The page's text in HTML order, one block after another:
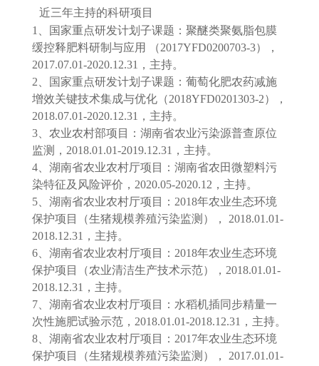
近三年主持的科研项目
1、国家重点研发计划子课题：聚醚类聚氨脂包膜
缓控释肥料研制与应用 （2017YFD0200703-3），
2017.07.01-2020.12.31，主持。
2、国家重点研发计划子课题：葡萄化肥农药减施
增效关键技术集成与优化（2018YFD0201303-2），
2018.07.01-2020.12.31，主持。
3、农业农村部项目：湖南省农业污染源普查原位
监测，2018.01.01-2019.12.31，主持。
4、湖南省农业农村厅项目：湖南省农田微塑料污
染特征及风险评价，2020.05-2020.12，主持。
5、湖南省农业农村厅项目：2018年农业生态环境
保护项目（生猪规模养殖污染监测）， 2018.01.01-
2018.12.31，主持。
6、湖南省农业农村厅项目：2018年农业生态环境
保护项目（农业清洁生产技术示范），2018.01.01-
2018.12.31，主持。
7、湖南省农业农村厅项目：水稻机插同步精量一
次性施肥试验示范，2018.01.01-2018.12.31，主持。
8、湖南省农业农村厅项目：2017年农业生态环境
保护项目（生猪规模养殖污染监测）， 2017.01.01-